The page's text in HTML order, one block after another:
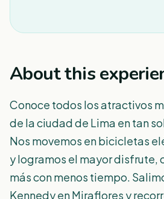
About this
Conoce todos los atractivos
de la ciudad de Lima en tan
Nos movemos en bicicletas
y logramos el mayor disfrute,
más con menos tiempo.
Kennedy en Miraflores y